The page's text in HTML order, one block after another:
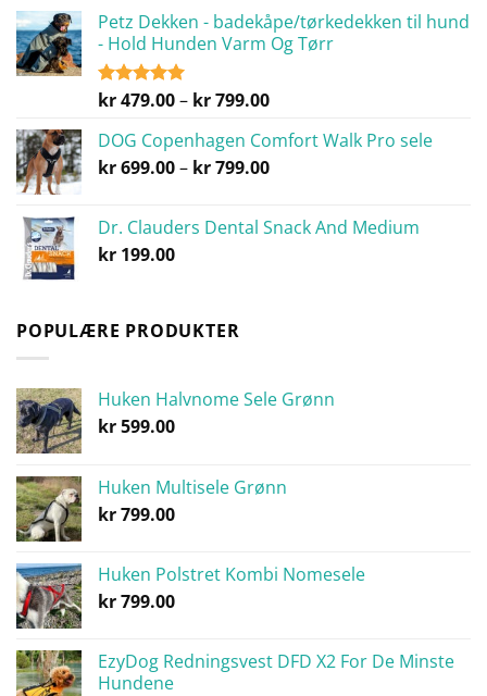
kr 799.00
Petz Dekken - badekåpe/tørkedekken til hund
- Hold Hunden Varm Og Tørr
Vurdert
kr479.00– kr799.00Prisområde:
til
kr 799.00
DOG Copenhagen Comfort Walk Pro sele
kr699.00– kr799.00Prisområde:
kr 799.00
Dr. Clauders Dental Snack And Medium
kr 199.00
POPULÆRE PRODUKTER
Huken Halvnome Sele Grønn
kr599.00
Huken Multisele Grønn
kr799.00
Huken Polstret Kombi Nomesele
kr799.00
EzyDog Redningsvest DFD X2 For De Minste
Hundene